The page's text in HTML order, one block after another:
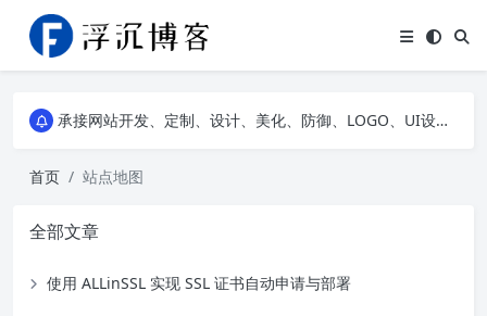
浮沉API，提供二次元动漫图片API、高清风景壁纸API、网易云热评API、精选诗集API，自建JS特效等，让您的网站随心所动不再单调~
承接网站开发、定制、设计、美化、防御、LOGO、UI设计、服务器租赁等网络业务，点我下滑可以看到部分案例展示，欢迎老板前来咨询详谈~
承接网站开发、定制、设计、美化、防御、LOGO、UI设计、服务器租赁等网络业务，点我下滑可以看到部分案例展示，欢迎老板前来咨询详谈~
首页 站点地图
全部文章
使用 ALLinSSL 实现 SSL 证书自动申请与部署